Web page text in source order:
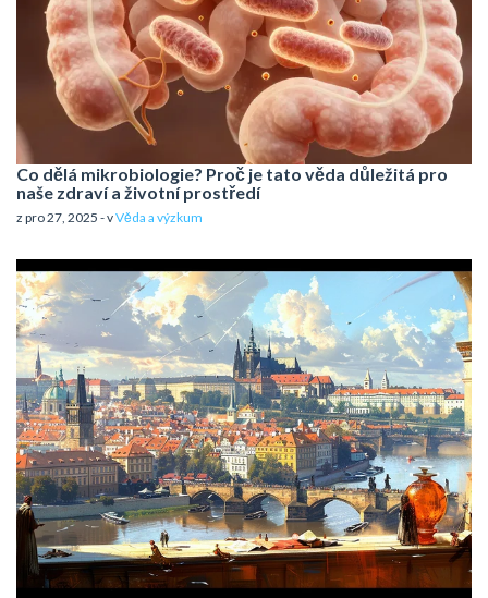
Co dělá mikrobiologie? Proč je tato věda důležitá pro
naše zdraví a životní prostředí
z pro 27, 2025 - vVěda a výzkum